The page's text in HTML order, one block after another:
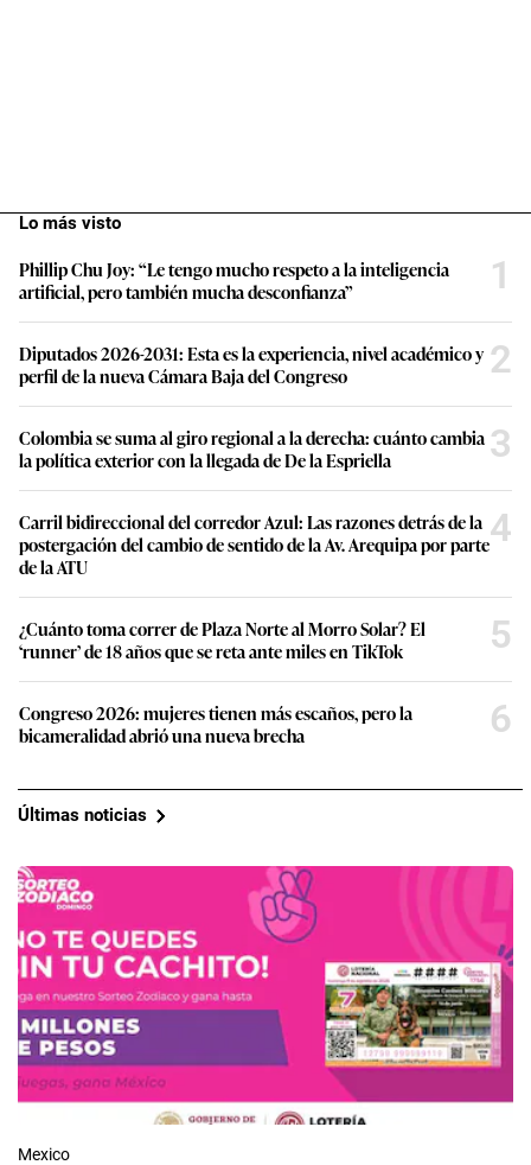
Lo más visto
Phillip Chu Joy: “Le tengo mucho respeto a la inteligencia
artificial, pero también mucha desconfianza”
1
Diputados 2026-2031: Esta es la experiencia, nivel académico y
perfil de la nueva Cámara Baja del Congreso
2
Colombia se suma al giro regional a la derecha: cuánto cambia
la política exterior con la llegada de De la Espriella
3
Carril bidireccional del corredor Azul: Las razones detrás de la
postergación del cambio de sentido de la Av. Arequipa por parte
de la ATU
4
¿Cuánto toma correr de Plaza Norte al Morro Solar? El
‘runner’ de 18 años que se reta ante miles en TikTok
5
Congreso 2026: mujeres tienen más escaños, pero la
bicameralidad abrió una nueva brecha
6
Últimas noticias
Mexico